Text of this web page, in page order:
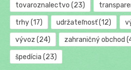
tovaroznalectvo (23)
trhy(17) udržateľnosť(12)
vývoz (24) zahraničný obchod
špedícia (23)